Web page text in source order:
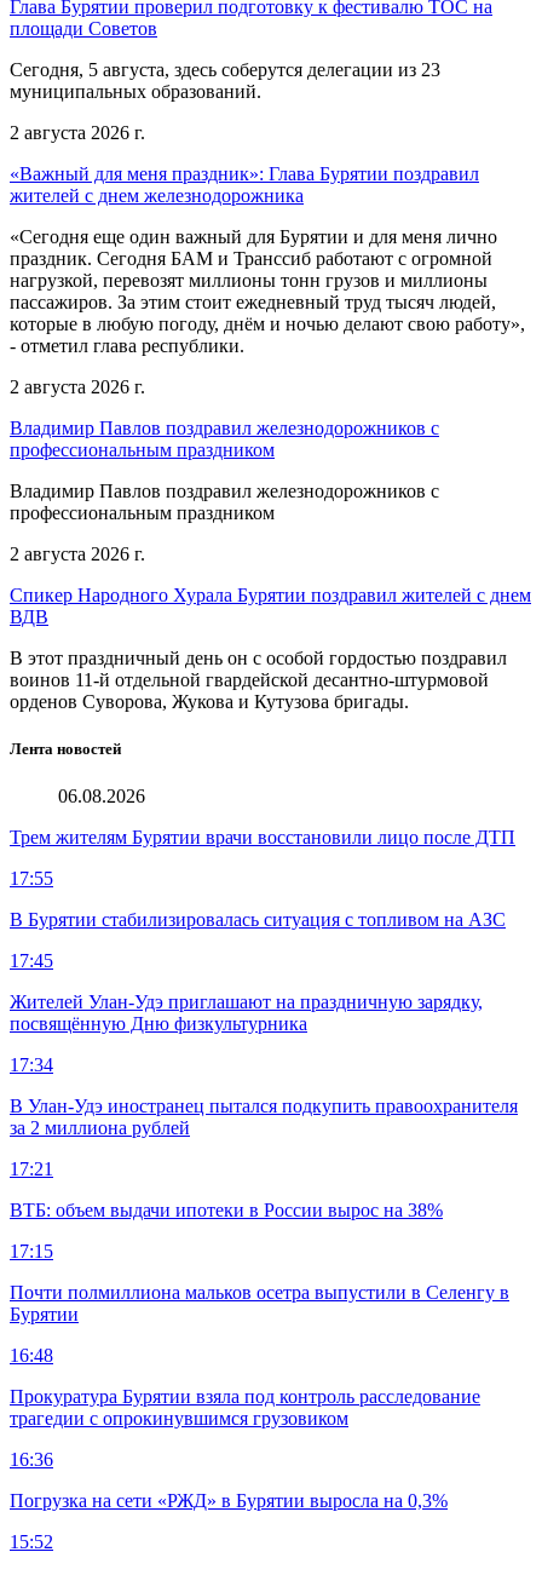
Глава Бурятии проверил подготовку к фестивалю ТОС на
площади Советов
Сегодня, 5 августа, здесь соберутся делегации из 23
муниципальных образований.
2 августа 2026 г.
«Важный для меня праздник»: Глава Бурятии поздравил
жителей с днем железнодорожника
«Сегодня еще один важный для Бурятии и для меня лично
праздник. Сегодня БАМ и Транссиб работают с огромной
нагрузкой, перевозят миллионы тонн грузов и миллионы
пассажиров. За этим стоит ежедневный труд тысяч людей,
которые в любую погоду, днём и ночью делают свою работу»,
- отметил глава республики.
2 августа 2026 г.
Владимир Павлов поздравил железнодорожников с
профессиональным праздником
Владимир Павлов поздравил железнодорожников с
профессиональным праздником
2 августа 2026 г.
Спикер Народного Хурала Бурятии поздравил жителей с днем
ВДВ
В этот праздничный день он с особой гордостью поздравил
воинов 11-й отдельной гвардейской десантно-штурмовой
орденов Суворова, Жукова и Кутузова бригады.
Лента новостей
06.08.2026
Трем жителям Бурятии врачи восстановили лицо после ДТП
17:55
В Бурятии стабилизировалась ситуация с топливом на АЗС
17:45
Жителей Улан-Удэ приглашают на праздничную зарядку,
посвящённую Дню физкультурника
17:34
В Улан-Удэ иностранец пытался подкупить правоохранителя
за 2 миллиона рублей
17:21
ВТБ: объем выдачи ипотеки в России вырос на 38%
17:15
Почти полмиллиона мальков осетра выпустили в Селенгу в
Бурятии
16:48
Прокуратура Бурятии взяла под контроль расследование
трагедии с опрокинувшимся грузовиком
16:36
Погрузка на сети «РЖД» в Бурятии выросла на 0,3%
15:52